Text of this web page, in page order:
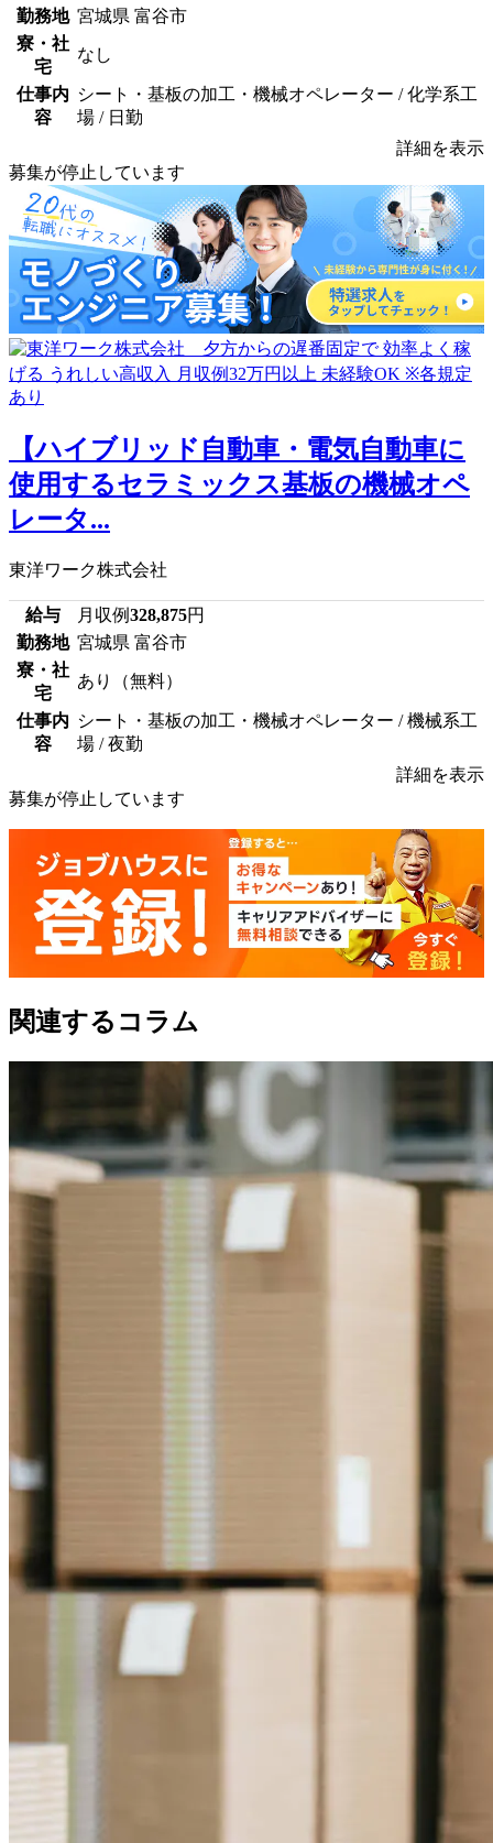
勤務地 宮城県 富谷市
寮・社
宅
なし
仕事内
容
シート・基板の加工・機械オペレーター / 化学系工
場 / 日勤
詳細を表示
募集が停止しています
【ハイブリッド自動車・電気自動車に
使用するセラミックス基板の機械オペ
レータ...
東洋ワーク株式会社
給与 月収例328,875円
勤務地 宮城県 富谷市
寮・社
宅
あり（無料）
仕事内
容
シート・基板の加工・機械オペレーター / 機械系工
場 / 夜勤
詳細を表示
募集が停止しています
関連するコラム